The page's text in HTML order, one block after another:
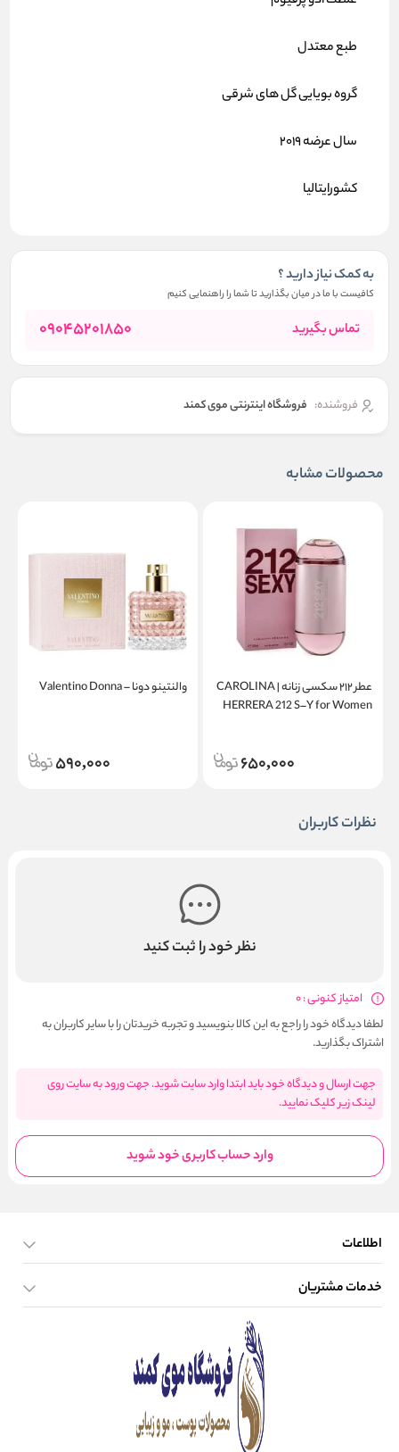
طبع معتدل
گروه بویایی گل های شرقی
سال عرضه 2019
کشورایتالیا
به کمک نیاز دارید ؟
کافیست با ما در میان بگذارید تا شما را راهنمایی کنیم
تماس بگیرید 09045201850
فروشنده: فروشگاه اینترنتی موی کمند
محصولات مشابه
عطر ۲۱۲ سکسی زنانه | CAROLINA
HERRERA 212 S–Y for Women
650,000
والنتینو دونا – Valentino Donna
590,000
نظرات کاربران
نظر خود را ثبت کنید
امتیاز کنونی : 0
لطفا دیدگاه خود را راجع به این کالا بنویسید و تجربه خریدتان را با سایر کاربران به
اشتراک بگذارید.
جهت ارسال و دیدگاه خود باید ابتدا وارد سایت شوید. جهت ورود به سایت روی
لینک زیر کلیک نمایید.
وارد حساب کاربری خود شوید
اطلاعات
صفحه اصلی
خدمات مشتریان